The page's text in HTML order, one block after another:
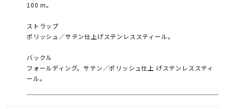
100 m。
ストラップ
ポリッシュ／サテン仕上げステンレススティール。
バックル
フォールディング。サテン／ポリッシュ仕上 げステンレススティ
ール。